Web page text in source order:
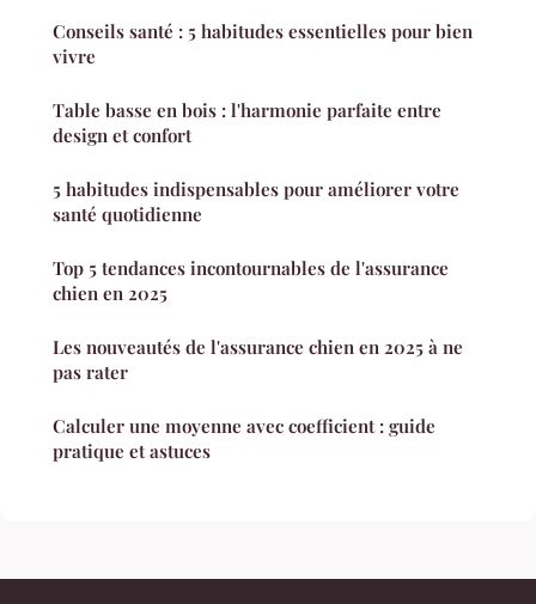
Conseils santé : 5 habitudes essentielles pour bien
vivre
Table basse en bois : l'harmonie parfaite entre
design et confort
5 habitudes indispensables pour améliorer votre
santé quotidienne
Top 5 tendances incontournables de l'assurance
chien en 2025
Les nouveautés de l'assurance chien en 2025 à ne
pas rater
Calculer une moyenne avec coefficient : guide
pratique et astuces